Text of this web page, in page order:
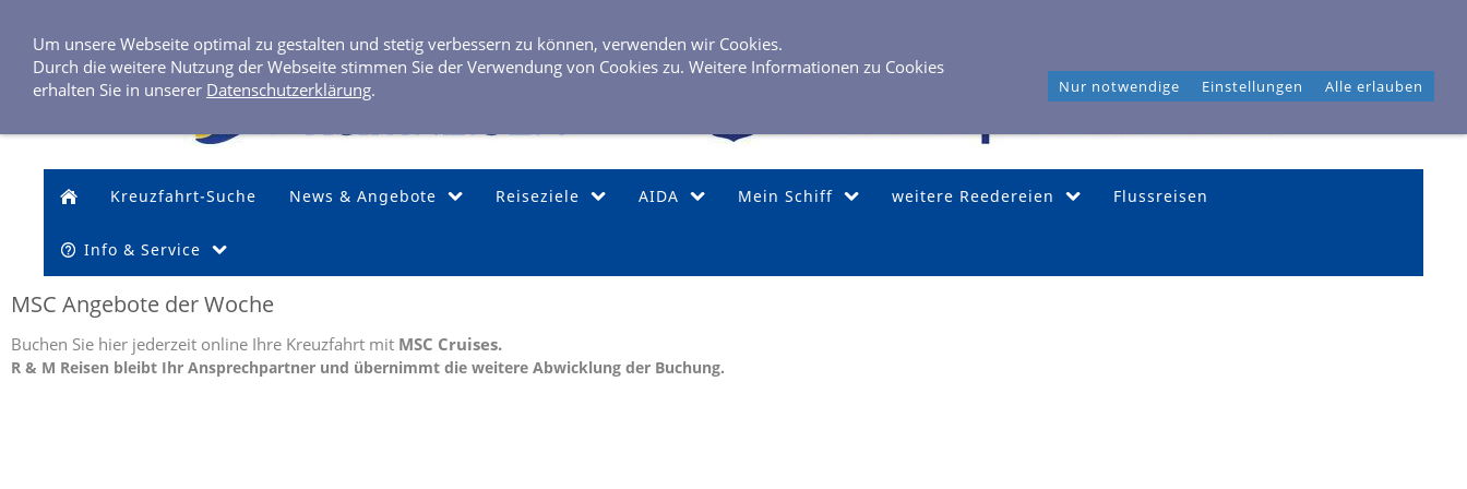
Kreuzfahrt-Suche News & Angebote Reiseziele AIDA Mein Schiff weitere Reedereien Flussreisen
Info & Service
MSC Angebote der Woche
Buchen Sie hier jederzeit online Ihre Kreuzfahrt mit MSC Cruises.
R & M Reisen bleibt Ihr Ansprechpartner und übernimmt die weitere Abwicklung der Buchung.
Um unsere Webseite optimal zu gestalten und stetig verbessern zu können, verwenden wir Cookies.
Durch die weitere Nutzung der Webseite stimmen Sie der Verwendung von Cookies zu. Weitere Informationen zu Cookies
erhalten Sie in unserer Datenschutzerklärung. Nur notwendige Einstellungen Alle erlauben